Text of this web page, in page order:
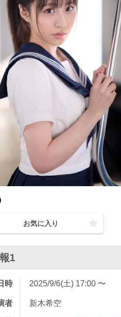
お気に入り
1
時 2025/9/6(土) 17:00 〜
者 新木希空